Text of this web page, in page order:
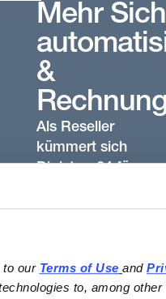
to our Terms of Use and
to, among
Mehr
&
Als Reseller
kümmert sich
Digistore24 für
korrekte
Rückgaben
und